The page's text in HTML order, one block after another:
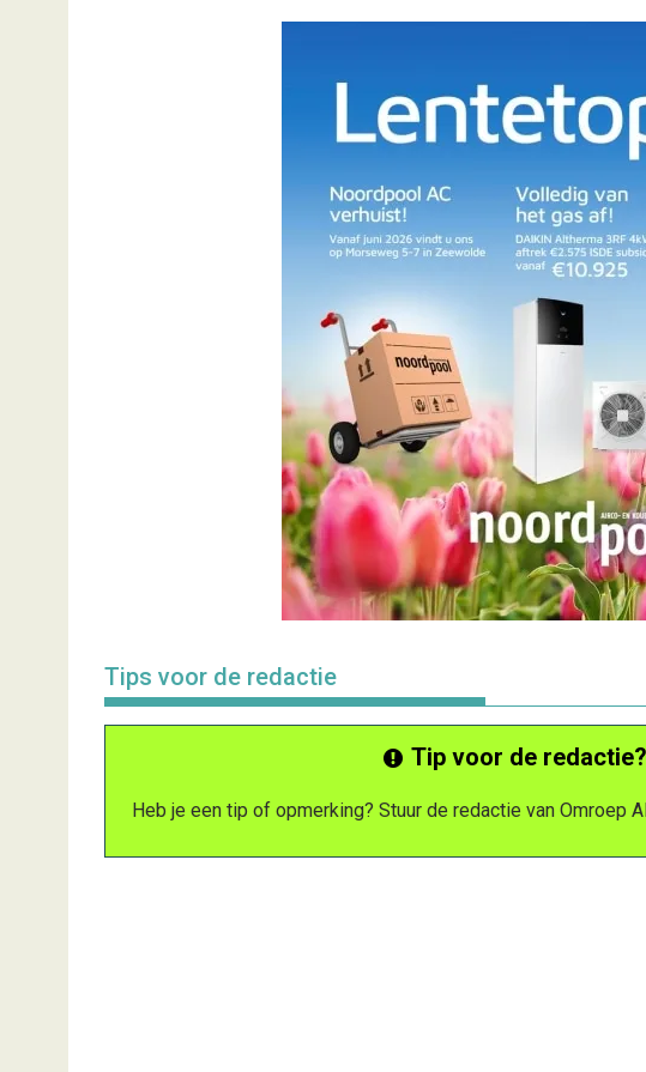
Tips voor de redactie
Tip voor de
Heb je een tip of opmerking? Stuur de redactie van Omroep